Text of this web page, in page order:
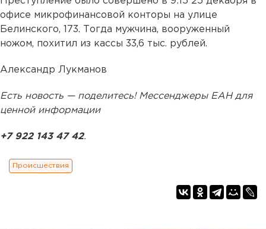
офисе микрофинансовой конторы на улице
Белинского, 173. Тогда мужчина, вооруженный
ножом, похитил из кассы 33,6 тыс. рублей.
Александр Лукманов
Есть новость — поделитесь! Мессенджеры ЕАН для
ценной информации
+7 922 143 47 42.
Происшествия